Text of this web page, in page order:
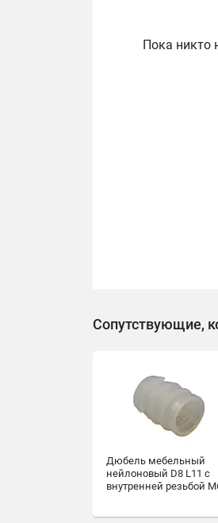
Пока никто
Сопутствующие,
Дюбель мебельный
нейлоновый D8 L11 с
внутренней резьбой